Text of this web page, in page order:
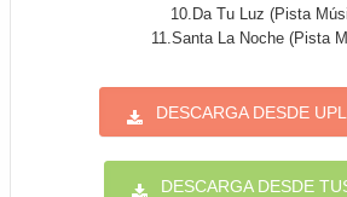
10.Da Tu Luz (Pista
11.Santa La Noche (Pista
DESCARGA DESDE
DESCARGA DESDE